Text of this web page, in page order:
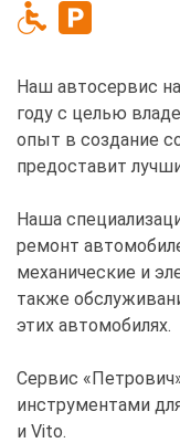
Наш автосервис
году с целью
опыт в создание
предоставит
Наша
ремонт
механические и
также
этих автомобилях.
Сервис
инструментами
и Vito.